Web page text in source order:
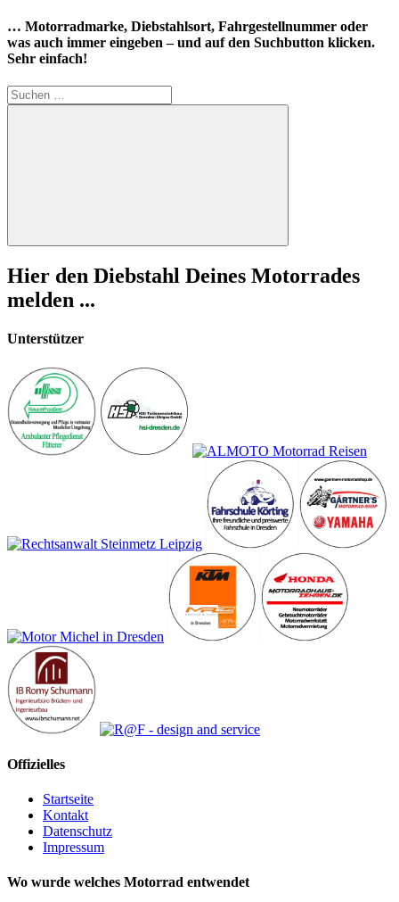
… Motorradmarke, Diebstahlsort, Fahrgestellnummer oder
was auch immer eingeben – und auf den Suchbutton klicken.
Sehr einfach!
Suchen
nach:
Suchen
Hier den Diebstahl Deines Motorrades
melden ...
Unterstützer
Offizielles
Startseite
Kontakt
Datenschutz
Impressum
Wo wurde welches Motorrad entwendet